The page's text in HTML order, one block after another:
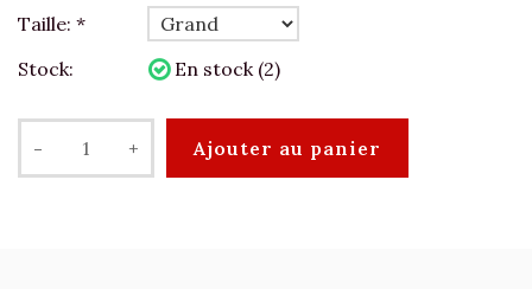
Taille: *
Stock:
En stock (2)
- + Ajouter au panier